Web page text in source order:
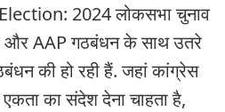
2024 लोकसभा चुनाव
और AAP गठबंधन के साथ उतरे
की हो रही हैं. जहां कांग्रेस
एकता का संदेश देना चाहता है,